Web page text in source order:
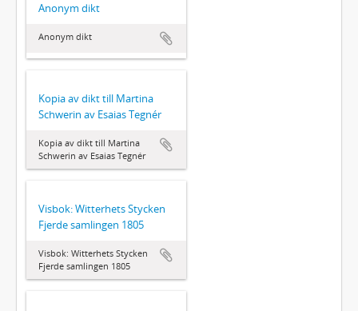
Anonym dikt
Anonym dikt
Kopia av dikt till Martina
Schwerin av Esaias Tegnér
Kopia av dikt till Martina
Schwerin av Esaias Tegnér
Visbok: Witterhets Stycken
Fjerde samlingen 1805
Visbok: Witterhets Stycken
Fjerde samlingen 1805